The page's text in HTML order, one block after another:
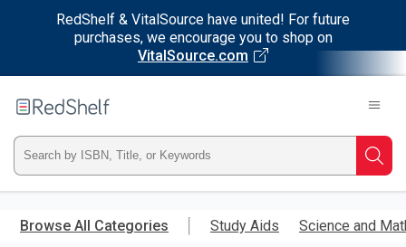
RedShelf & VitalSource have united! For future
purchases, we encourage you to shop on
VitalSource.com
main
RedShelf
Type
ISBN,
Title,
Browse All Categories Study Aids Science and